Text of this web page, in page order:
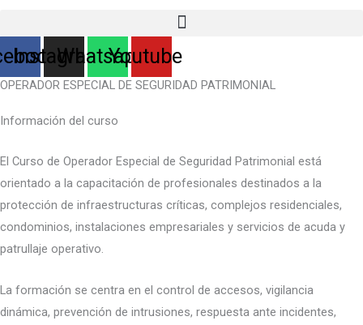
InstagramWhatsappYoutube
OPERADOR ESPECIAL DE SEGURIDAD PATRIMONIAL
Información del curso
El Curso de Operador Especial de Seguridad Patrimonial está
orientado a la capacitación de profesionales destinados a la
protección de infraestructuras críticas, complejos residenciales,
condominios, instalaciones empresariales y servicios de acuda y
patrullaje operativo.
La formación se centra en el control de accesos, vigilancia
dinámica, prevención de intrusiones, respuesta ante incidentes,